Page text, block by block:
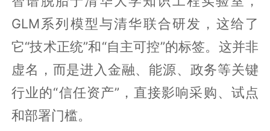
GLM系列模型与清华联合研发，这给了
它“技术正统”和“自主可控”的标签。这并非
虚名，而是进入金融、能源、政务等关键
行业的“信任资产”，直接影响采购、试点
和部署门槛。